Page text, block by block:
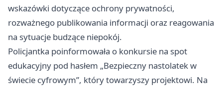
wskazówki dotyczące ochrony prywatności,
rozważnego publikowania informacji oraz reagowania
na sytuacje budzące niepokój.
Policjantka poinformowała o konkursie na spot
edukacyjny pod hasłem „Bezpieczny nastolatek w
świecie cyfrowym”, który towarzyszy projektowi. Na